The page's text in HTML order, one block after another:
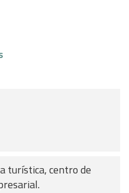
turística, centro de